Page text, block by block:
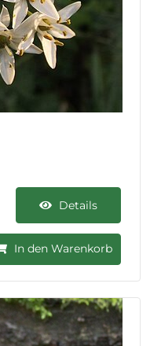
Details
In den Warenkorb